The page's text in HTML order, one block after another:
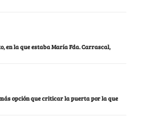
en la que estaba María Fda. Carrascal,
opción que criticar la puerta por la que